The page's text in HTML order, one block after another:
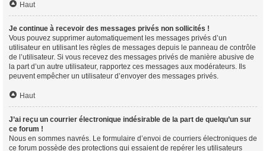
Haut
Je continue à recevoir des messages privés non sollicités !
Vous pouvez supprimer automatiquement les messages privés d’un
utilisateur en utilisant les règles de messages depuis le panneau de contrôle
de l’utilisateur. Si vous recevez des messages privés de manière abusive de
la part d’un autre utilisateur, rapportez ces messages aux modérateurs. Ils
peuvent empêcher un utilisateur d’envoyer des messages privés.
Haut
J’ai reçu un courrier électronique indésirable de la part de quelqu’un sur
ce forum !
Nous en sommes navrés. Le formulaire d’envoi de courriers électroniques de
ce forum possède des protections qui essaient de repérer les utilisateurs